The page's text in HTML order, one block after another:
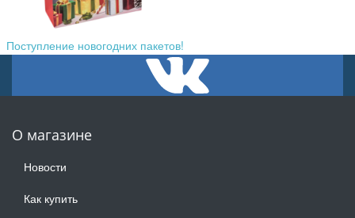
Поступление новогодних пакетов!
О магазине
Новости
Как купить